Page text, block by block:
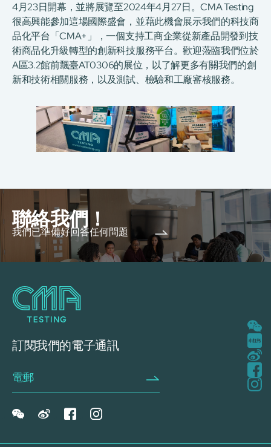
4月23日開幕，並將展覽至2024年4月27日。CMA Testing
很高興能參加這場國際盛會，並藉此機會展示我們的科技商
品化平台「CMA+」，一個支持工商企業從新產品開發到技
術商品化升級轉型的創新科技服務平台。歡迎蒞臨我們位於
A區3.2館前飄臺AT0306的展位，以了解更多有關我們的創
新和技術相關服務，以及測試、檢驗和工廠審核服務。
聯絡我們！
我們已準備好回答任何問題
訂閱我們的電子通訊